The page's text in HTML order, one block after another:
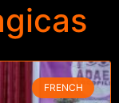
FRENCH